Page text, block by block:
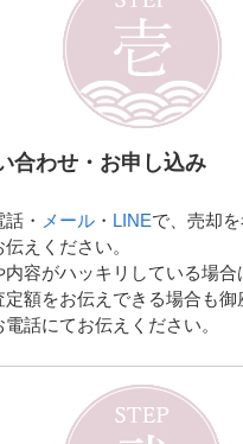
合わせ・お申し込み
・ メール・ LINEで、売却
えください。
内容がハッキリしている場
定額をお伝えできる場合も
話にてお伝えください。